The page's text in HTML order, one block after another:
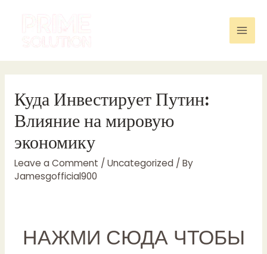
Куда Инвестирует Путин:
Влияние на мировую
экономику
Leave a Comment / Uncategorized/ By
Jamesgofficial900
НАЖМИ СЮДА ЧТОБЫ